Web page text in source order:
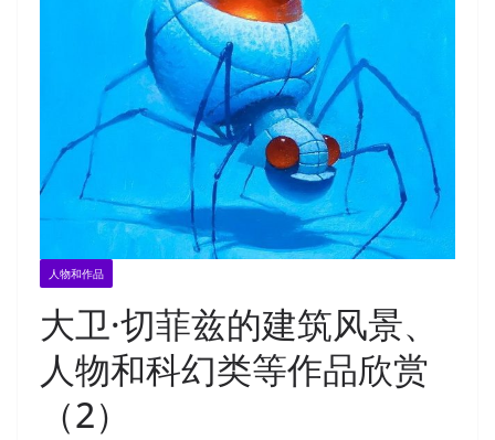
人物和作品
大卫·切菲兹的建筑风景、
人物和科幻类等作品欣赏
（2）